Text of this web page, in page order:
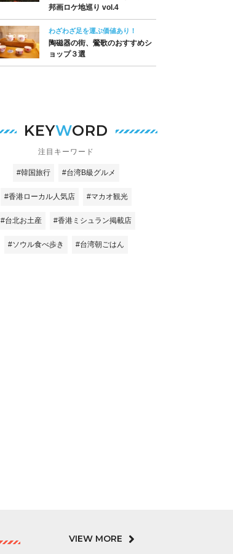
邦画ロケ地巡り vol.4
わざわざ足を運ぶ価値あり！
陶磁器の街、鶯歌のおすすめシ
ョップ３選
KEYWORD
注目キーワード
#韓国旅行 #台湾B級グルメ
#香港ローカル人気店 #マカオ観光
#台北お土産 #香港ミシュラン掲載店
#ソウル食べ歩き #台湾朝ごはん
VIEW MORE